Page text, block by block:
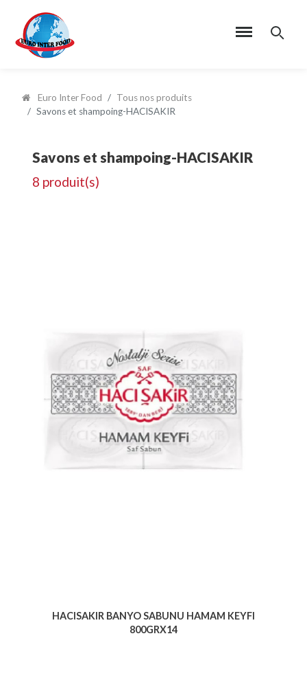
Euro Inter Food
Tous nos produits
Savons et shampoing-HACISAKIR
Savons et shampoing-HACISAKIR
8 produit(s)
HACISAKIR BANYO SABUNU HAMAM KEYFI
800GRX14